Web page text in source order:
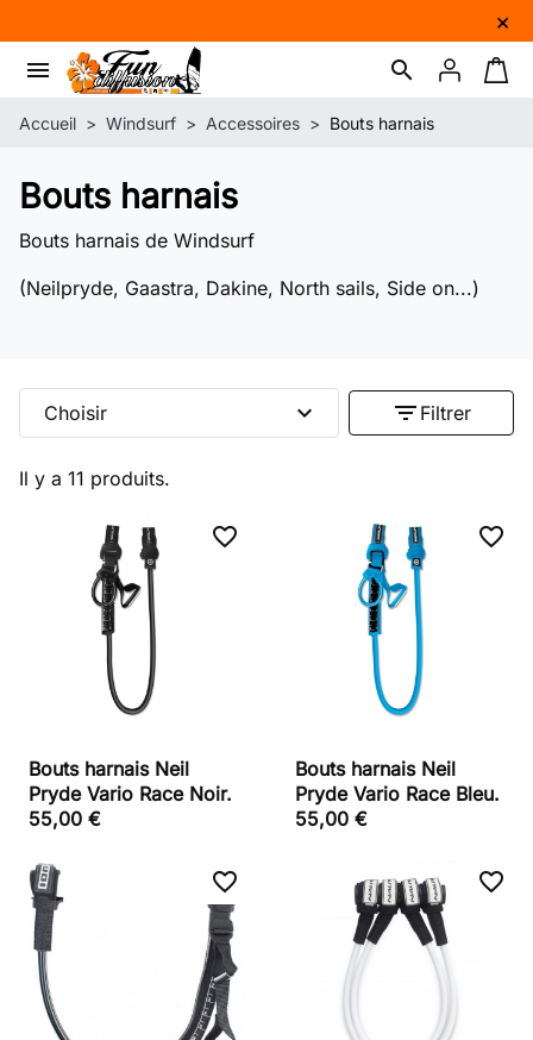
×
search
menu Connexion
Accueil Windsurf Accessoires Bouts harnais
Bouts harnais
Bouts harnais de Windsurf
(Neilpryde, Gaastra, Dakine, North sails, Side on...)
Il y a 11 produits.
Choisir expand_more filter_list Filtrer
favorite_border
Bouts harnais Neil
Pryde Vario Race Noir.
55,00 €
favorite_border
Bouts harnais Neil
Pryde Vario Race Bleu.
55,00 €
favorite_border favorite_border